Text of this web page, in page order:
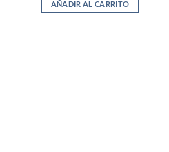
AÑADIR AL CARRITO